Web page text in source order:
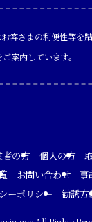
客さまの利便性等を
案内しています。
者の方 個人の方
お問い合わせ
事
ーポリシー
勧誘方